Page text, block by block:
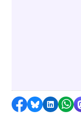
Delen op
Delen via
Delen